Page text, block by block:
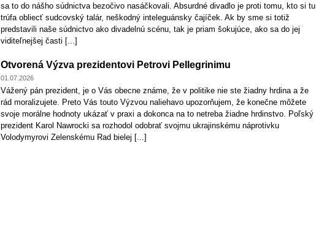
sa to do nášho súdnictva bezočivo nasáčkovali. Absurdné divadlo je proti tomu, kto si tu
trúfa obliecť sudcovský talár, neškodný inteleguánsky čajíček. Ak by sme si totiž
predstavili naše súdnictvo ako divadelnú scénu, tak je priam šokujúce, ako sa do jej
viditeľnejšej časti [...]
Otvorená Výzva prezidentovi Petrovi Pellegrinimu
01.07.2026
Vážený pán prezident, je o Vás obecne známe, že v politike nie ste žiadny hrdina a že
rád moralizujete. Preto Vás touto Výzvou naliehavo upozorňujem, že konečne môžete
svoje morálne hodnoty ukázať v praxi a dokonca na to netreba žiadne hrdinstvo. Poľský
prezident Karol Nawrocki sa rozhodol odobrať svojmu ukrajinskému náprotivku
Volodymyrovi Zelenskému Rad bielej [...]